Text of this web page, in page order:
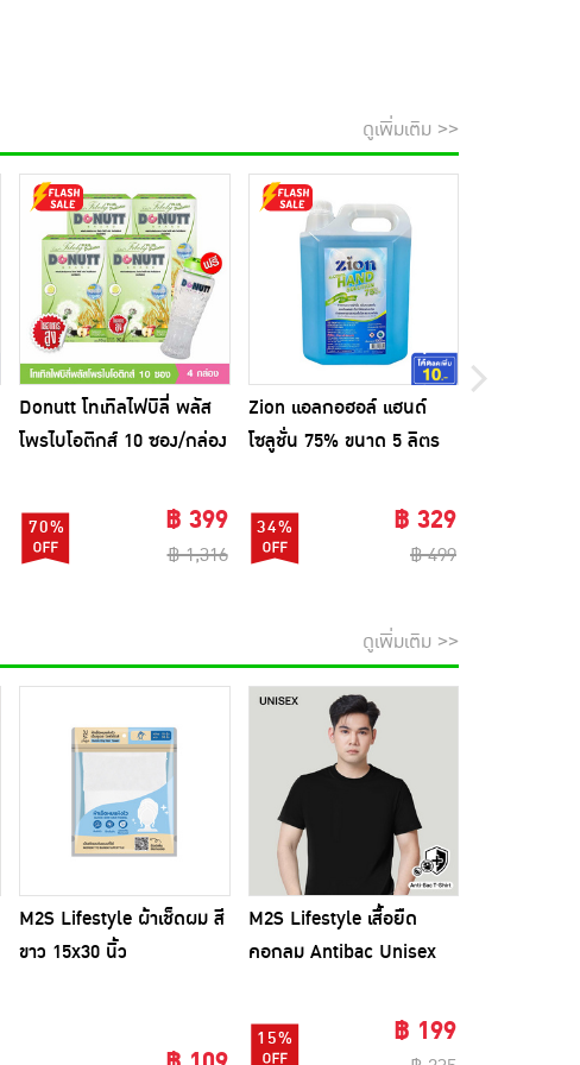
ดูเพิ่มเติม >>
Donutt โทเทิลไฟบิลี่ พลัส
โพรไบโอติกส์ 10 ซอง/กล่อง
ใบ
70% ฿ 399
฿ 1,316
Zion แอลกอฮอล์ แฮนด์
โซลูชั่น 75% ขนาด 5 ลิตร
34% ฿ 329
฿ 499
ดูเพิ่มเติม >>
M2S Lifestyle ผ้าเช็ดผม สี
ขาว 15x30 นิ้ว
M2S Lifestyle เสื้อยืด
คอกลม Antibac Unisex
15% ฿ 199